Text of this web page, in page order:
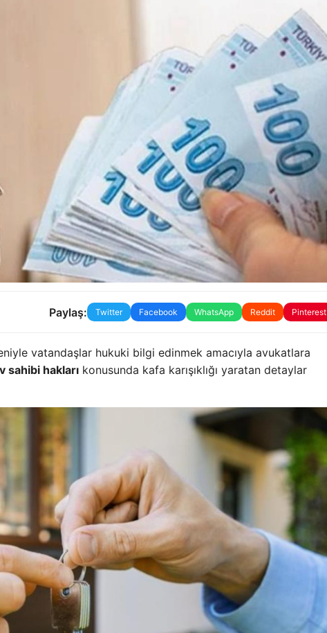
Paylaş: Twitter Facebook WhatsApp Reddit Pinterest
vatandaşlar hukuki bilgi edinmek amacıyla avukatlara
sahibi hakları konusunda kafa karışıklığı yaratan detaylar